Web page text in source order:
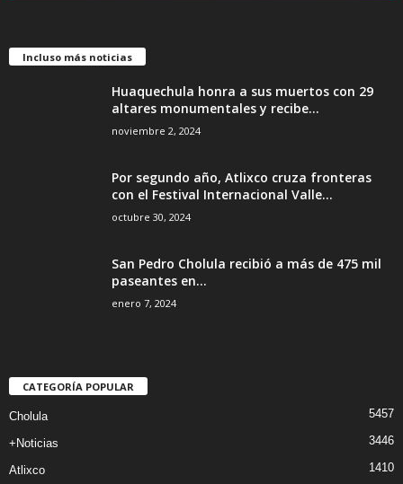
Incluso más noticias
Huaquechula honra a sus muertos con 29
altares monumentales y recibe...
noviembre 2, 2024
Por segundo año, Atlixco cruza fronteras
con el Festival Internacional Valle...
octubre 30, 2024
San Pedro Cholula recibió a más de 475 mil
paseantes en...
enero 7, 2024
CATEGORÍA POPULAR
Cholula 5457
+Noticias 3446
Atlixco 1410